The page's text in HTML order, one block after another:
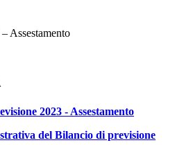
Assestamento
2023 - Assestamento
del Bilancio di previsione